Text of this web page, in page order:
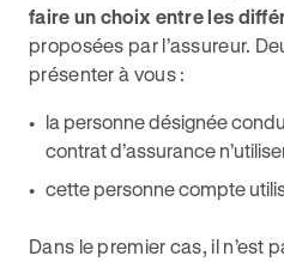
faire un choix entre les
proposées par l’assureur.
présenter à vous :
la personne désignée
contrat d’assurance
cette personne compte
Dans le premier cas, il n’est